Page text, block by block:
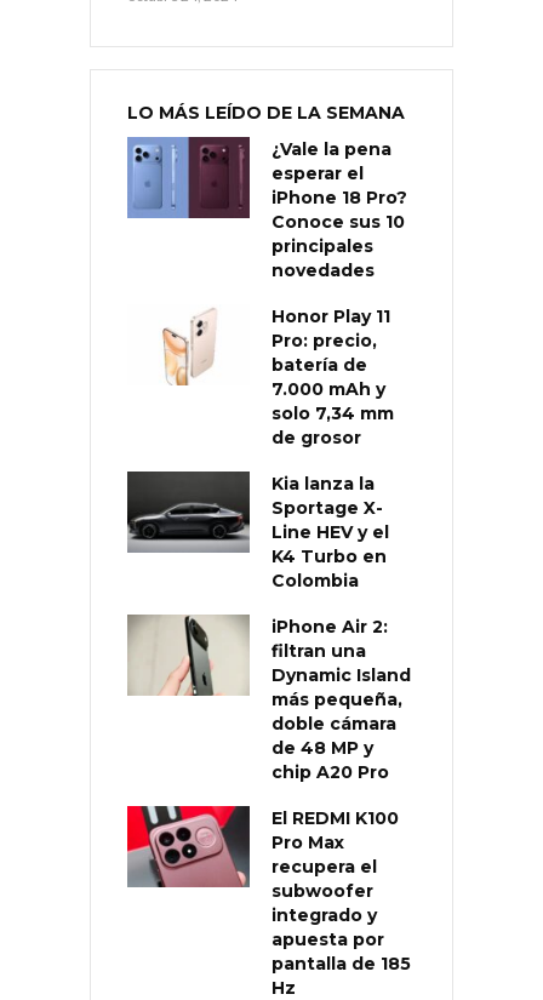
LO MÁS LEÍDO DE LA SEMANA
¿Vale la pena
esperar el
iPhone 18 Pro?
Conoce sus 10
principales
novedades
Honor Play 11
Pro: precio,
batería de
7.000 mAh y
solo 7,34 mm
de grosor
Kia lanza la
Sportage X-
Line HEV y el
K4 Turbo en
Colombia
iPhone Air 2:
filtran una
Dynamic Island
más pequeña,
doble cámara
de 48 MP y
chip A20 Pro
El REDMI K100
Pro Max
recupera el
subwoofer
integrado y
apuesta por
pantalla de 185
Hz